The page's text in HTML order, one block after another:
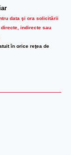
data şi ora solicitării
directe, indirecte sau
în orice reţea de